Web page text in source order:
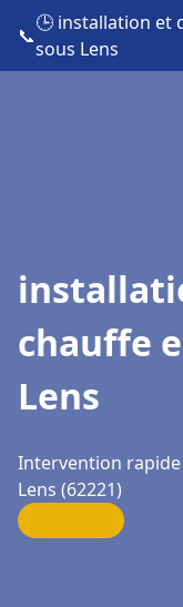
📞
🕒 installation et
sous Lens
chauffe
Lens
Intervention
Lens (62221)